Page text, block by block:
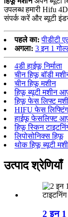
उपलब्ध हमारी Hifu
संपर्क करें और ब्यूटी
पहले का: पीडीटी
अगला: 3 इन 1
4डी हाईफू निर्माता
चीन हिफू बॉडी
चीन हिफू मशीन
हिफू ब्यूटी मशीन
हिफू फेस लिफ्ट
HIFU फेस
हाईफू फेसलिफ्ट
हिफू स्किन
लिपोसोनिक्स हिफू
थोक हिफू ब्यूटी
उत्पाद श्रेणियाँ
2 इन